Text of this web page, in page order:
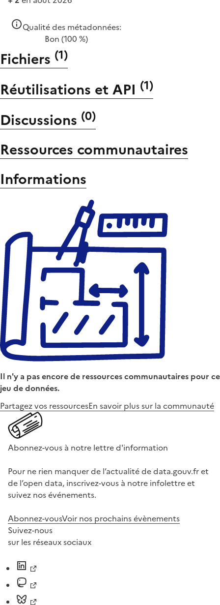
Qualité des métadonnées:
Bon (100 %)
Fichiers (1)
Réutilisations et API (1)
Discussions (0)
Ressources communautaires
Informations
Il n'y a pas encore de ressources communautaires pour ce
jeu de données.
Partagez vos ressourcesEn savoir plus sur la communauté
Abonnez-vous à notre lettre d'information
Pour ne rien manquer de l’actualité de data.gouv.fr et
de l’open data, inscrivez-vous à notre infolettre et
suivez nos événements.
Abonnez-vousVoir nos prochains évènements
Suivez-nous
sur les réseaux sociaux